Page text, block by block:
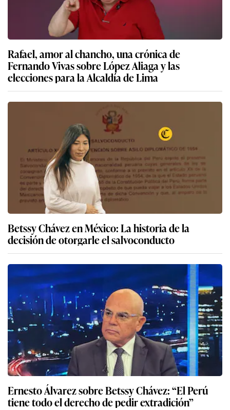
Rafael, amor al chancho, una crónica de
Fernando Vivas sobre López Aliaga y las
elecciones para la Alcaldía de Lima
Betssy Chávez en México: La historia de la
decisión de otorgarle el salvoconducto
Ernesto Álvarez sobre Betssy Chávez: “El Perú
tiene todo el derecho de pedir extradición”